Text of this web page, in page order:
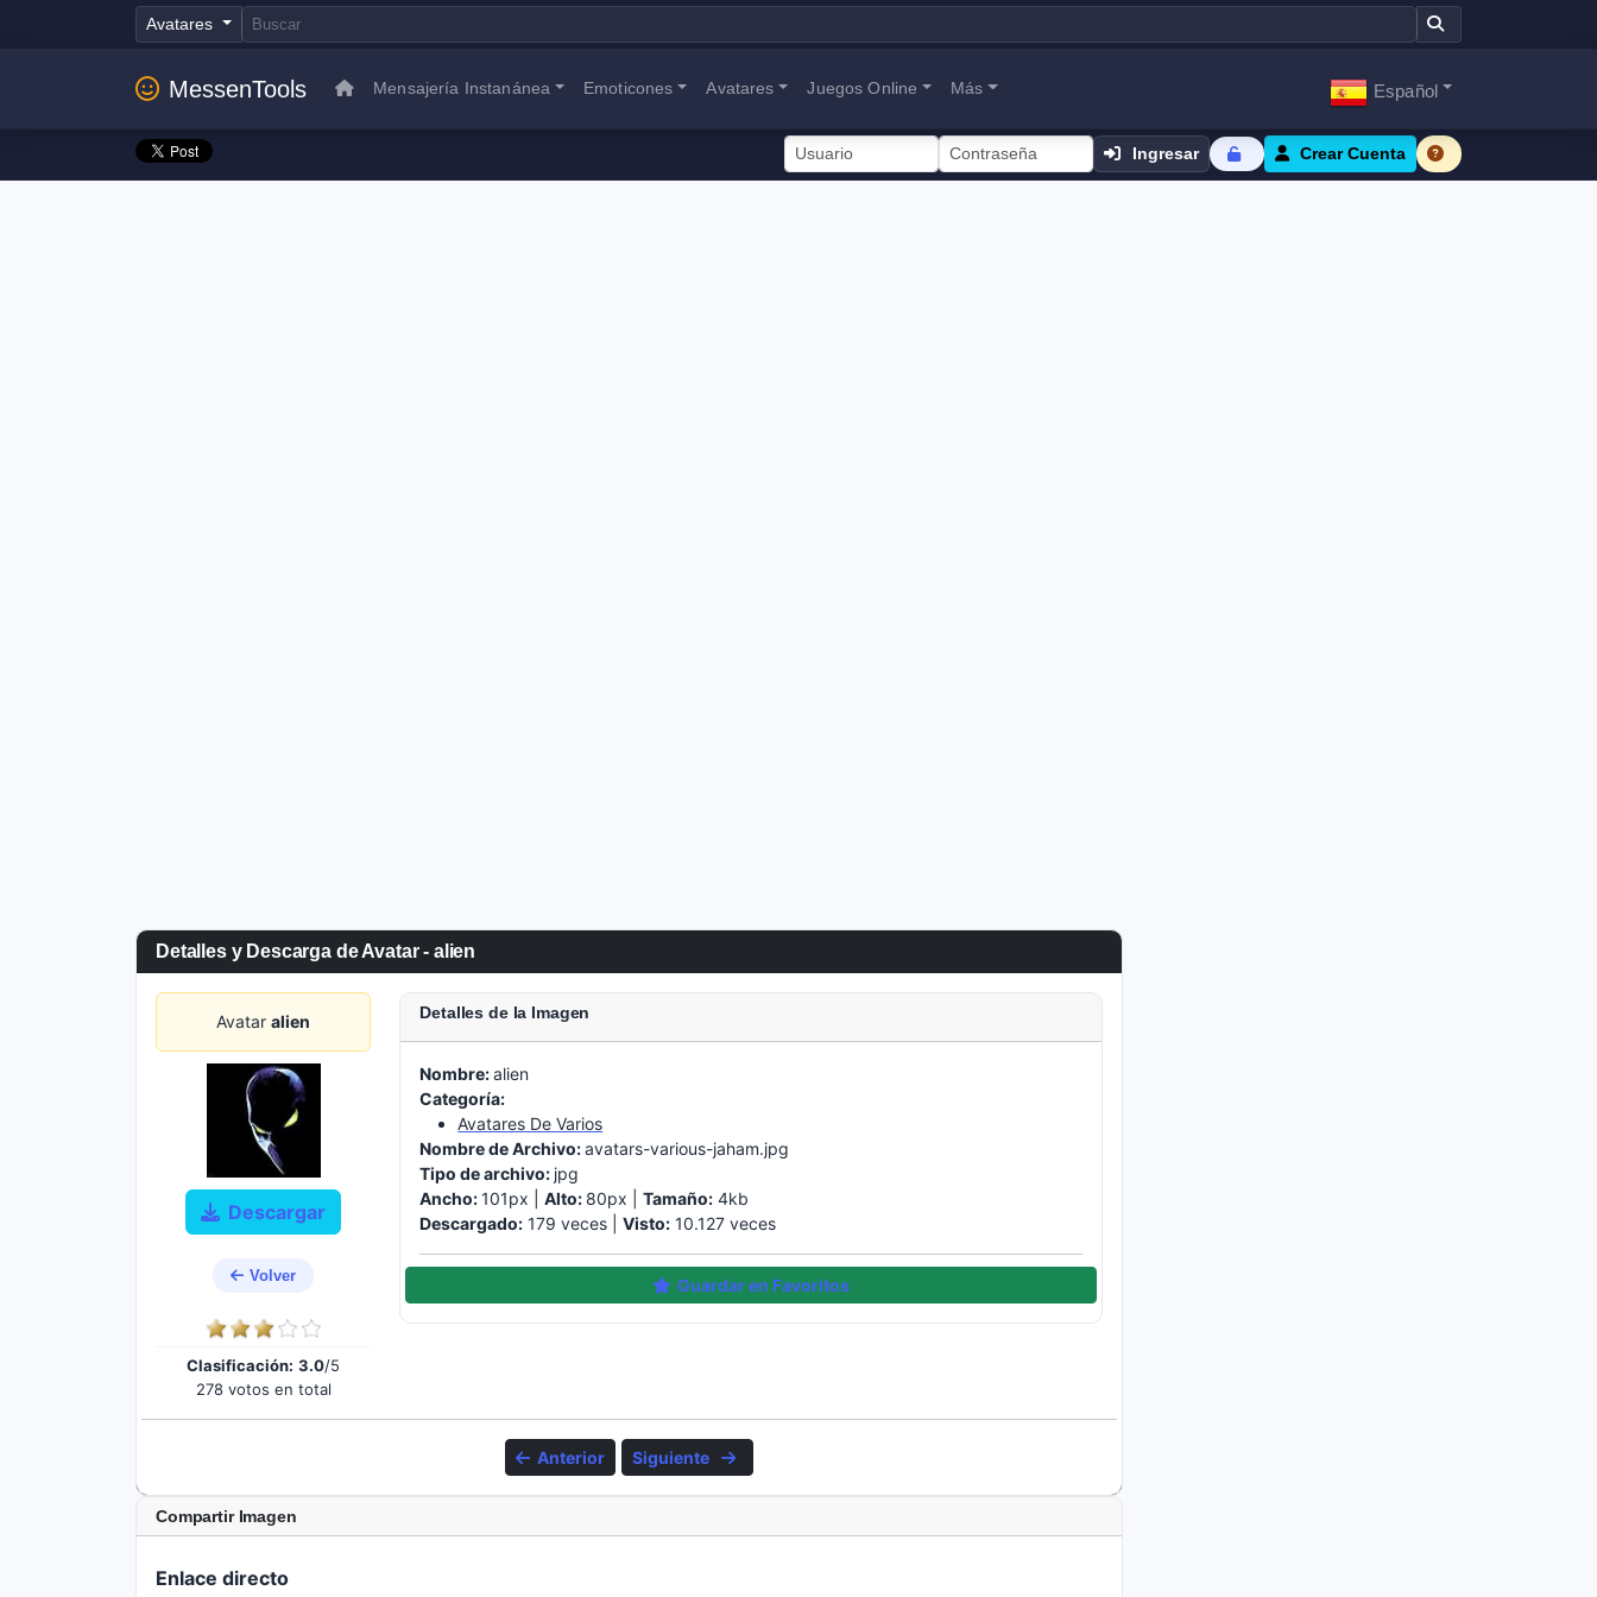
Avatares
MessenTools Mensajería Instanánea Emoticones Avatares Juegos Online Más Español
Ingresar Crear Cuenta
Detalles y Descarga de Avatar - alien
Avataralien
Descargar
Volver
Clasificación: 3.0/5
278 votos en total
Detalles de la Imagen
Nombre:alien
Categoría:
Avatares De Varios
Nombre de Archivo:avatars-various-jaham.jpg
Tipo de archivo: jpg
Ancho:101px |Alto: 80px |Tamaño: 4kb
Descargado: 179 veces |Visto: 10.127 veces
Guardar en Favoritos
Anterior Siguiente
Compartir Imagen
Enlace directo